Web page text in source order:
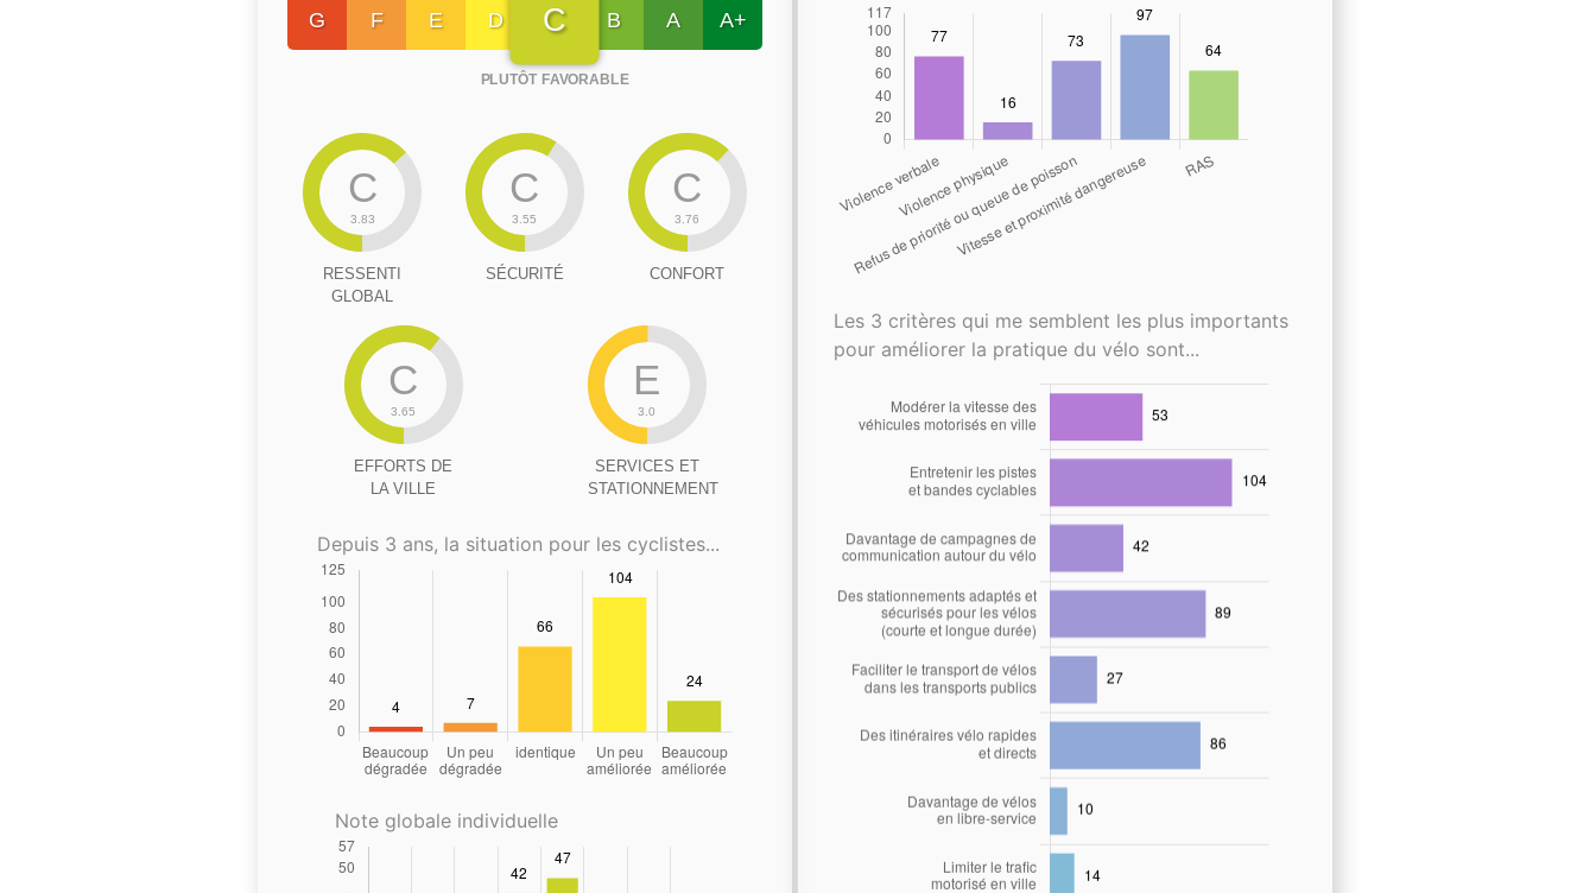
G F E D C
PLUTÔT FAVORABLE
B A A+
C
3.83
RESSENTI
GLOBAL
C
3.55
SÉCURITÉ
C
3.76
CONFORT
C
3.65
EFFORTS DE
LA VILLE
E
3.0
SERVICES ET
STATIONNEMENT
Depuis 3 ans, la situation pour les cyclistes...
Note globale individuelle
Les 3 critères qui me semblent les plus importants
pour améliorer la pratique du vélo sont...